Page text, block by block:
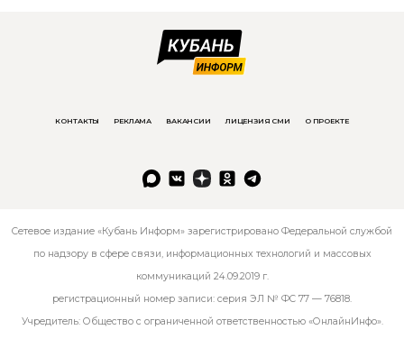
КОНТАКТЫ РЕКЛАМА ВАКАНСИИ ЛИЦЕНЗИЯ СМИ О ПРОЕКТЕ
Сетевое издание «Кубань Информ» зарегистрировано Федеральной службой
по надзору в сфере связи, информационных технологий и массовых
коммуникаций 24.09.2019 г.
регистрационный номер записи: серия ЭЛ № ФС 77 — 76818.
Учредитель: Общество с ограниченной ответственностью «ОнлайнИнфо».